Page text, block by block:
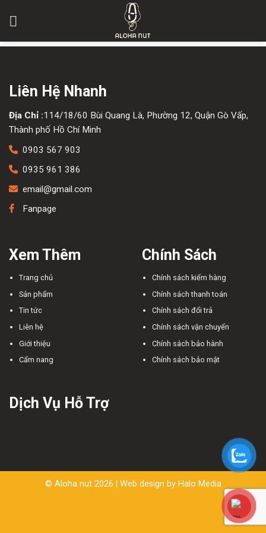
Liên Hệ Nhanh
Địa Chỉ :114/18/60 Bùi Quang Là, Phường 12, Quận Gò Vấp,
Thành phố Hồ Chí Minh
0903 567 903
0935 961 386
email@gmail.com
Fanpage
Xem Thêm
Trang chủ
Sản phẩm
Tin tức
Liên hệ
Giới thiệu
Cẩm nang
Chính Sách
Chính sách kiểm hàng
Chính sách thanh toán
Chính sách đổi trả
Chính sách vận chuyển
Chính sách bảo hành
Chính sách bảo mật
Dịch Vụ Hỗ Trợ
© Aloha nut 2026 | Web design by Halo Media